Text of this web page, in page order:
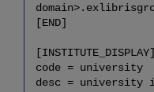
[END]
[INSTITUTE_DISPLAY]
code = university
desc = university